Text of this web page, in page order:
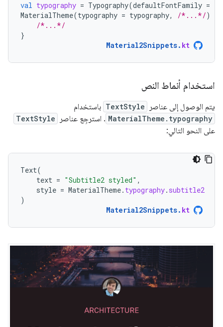
val typography = Typography(defaultFontFamily =
MaterialTheme(typography = typography, /*...*/)
/*...*/
}
Material2Snippets. kt
استخدام أنماط النص
يتم الوصول إلى عناصر TextStyle باستخدام
MaterialTheme.typography . استرجِع عناصر TextStyle
على النحو التالي:
Text(
text = "Subtitle2 styled" ,
style = MaterialTheme. typography. subtitle2
)
Material2Snippets. kt